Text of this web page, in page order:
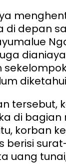
di depan
tersebut,
di bagian
korban
berisi
uang